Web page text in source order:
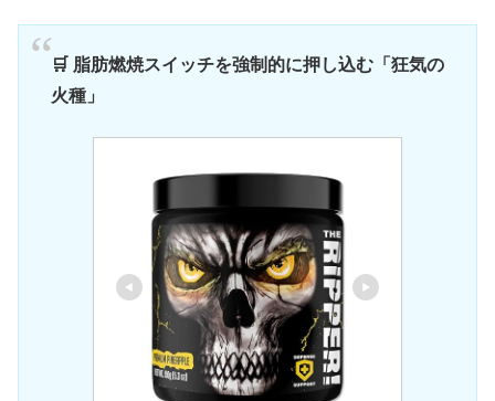
🛒 脂肪燃焼スイッチを強制的に押し込む「狂気の
火種」